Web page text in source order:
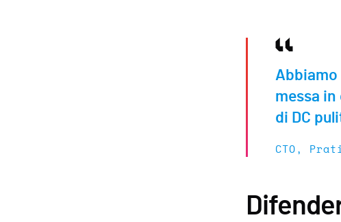
messa
di DC
CTO,